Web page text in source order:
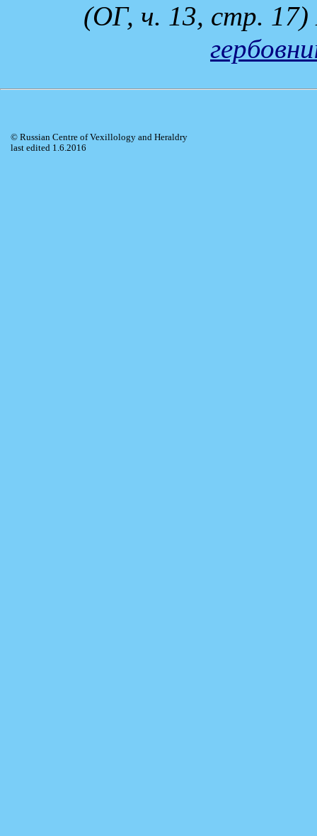
(ОГ, ч. 13, стр.
© Russian Centre of Vexillology and Heraldry
last edited 1.6.2016